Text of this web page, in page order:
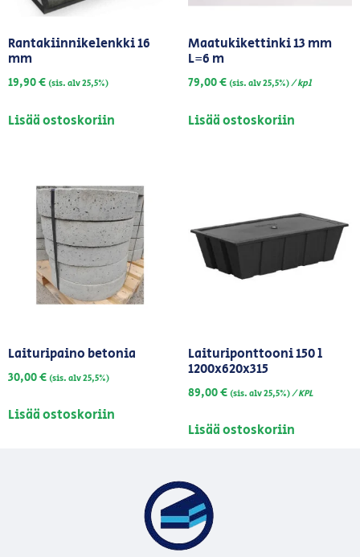
Rantakiinnikelenkki 16
mm
19,90€(sis. alv 25,5%)
Lisää ostoskoriin
Maatukikettinki 13 mm
L=6 m
79,00€(sis. alv 25,5%)/ kpl
Lisää ostoskoriin
Laituripaino betonia
30,00€(sis. alv 25,5%)
Lisää ostoskoriin
Laituriponttooni 150 l
1200x620x315
89,00€(sis. alv 25,5%)/ KPL
Lisää ostoskoriin